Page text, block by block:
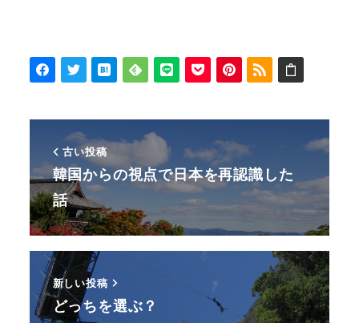
古い投稿
韓国からの視点で日本を再認識した
話
新しい投稿
どっちを選ぶ？